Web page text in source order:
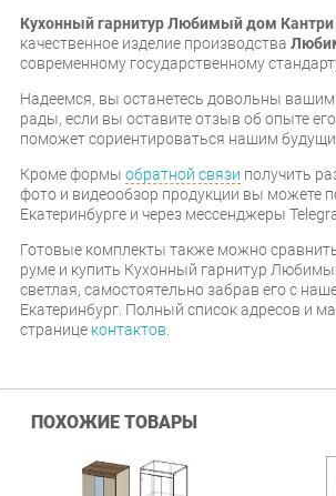
Кухонный гарнитур Любимый дом Кантри
качественное изделие производства
современному государственному
Надеемся, вы останетесь довольны
рады, если вы оставите отзыв об опыте
поможет сориентироваться нашим
Кроме формы обратной связи получить
фото и видеообзор продукции вы можете
Екатеринбурге и через мессенджеры
Готовые комплекты также можно
руме и купить Кухонный гарнитур
светлая, самостоятельно забрав его с
Екатеринбург. Полный список адресов и
странице контактов.
ПОХОЖИЕ ТОВАРЫ